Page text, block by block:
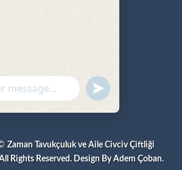
Zaman Tavukçuluk ve Aile Civciv Çiftliği
Rights Reserved. Design By Adem Çoban.
UNDEFINED